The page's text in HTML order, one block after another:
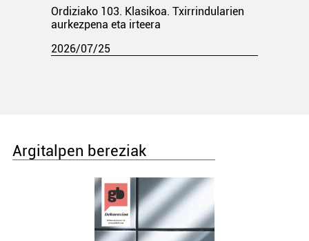
Ordiziako 103. Klasikoa. Txirrindularien
aurkezpena eta irteera
2026/07/25
Argitalpen bereziak